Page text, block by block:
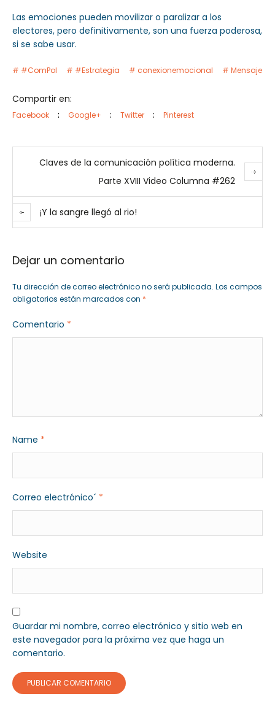
Las emociones pueden movilizar o paralizar a los
electores, pero definitivamente, son una fuerza poderosa,
si se sabe usar.
#ComPol #Estrategia conexionemocional Mensaje
Compartir en:
Facebook Google+ Twitter Pinterest
Claves de la comunicación política moderna.
Parte XVIII Video Columna #262
¡Y la sangre llegó al rio!
Dejar un comentario
Tu dirección de correo electrónico no será publicada. Los campos
obligatorios están marcados con *
Comentario *
Name *
Correo electrónico´ *
Website
Guardar mi nombre, correo electrónico y sitio web en
este navegador para la próxima vez que haga un
comentario.